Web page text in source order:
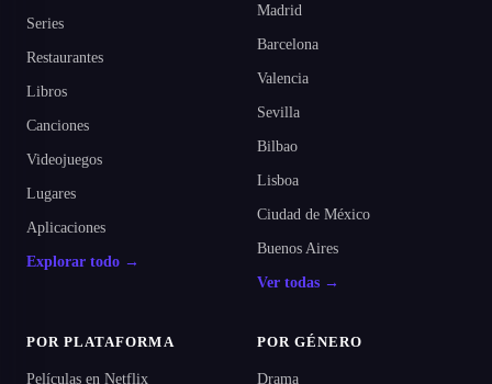
Series
Restaurantes
Libros
Canciones
Videojuegos
Lugares
Aplicaciones
Explorar todo →
Madrid
Barcelona
Valencia
Sevilla
Bilbao
Lisboa
Ciudad de México
Buenos Aires
Ver todas →
POR PLATAFORMA
Películas en Netflix
POR GÉNERO
Drama